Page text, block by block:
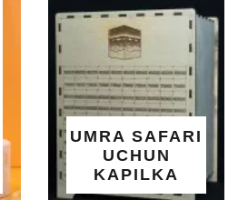
INTEX EASY
SET BASSEYN
| 183X51 SM |
OSON
YOZGI
SALQINLIK VA
MAROQ